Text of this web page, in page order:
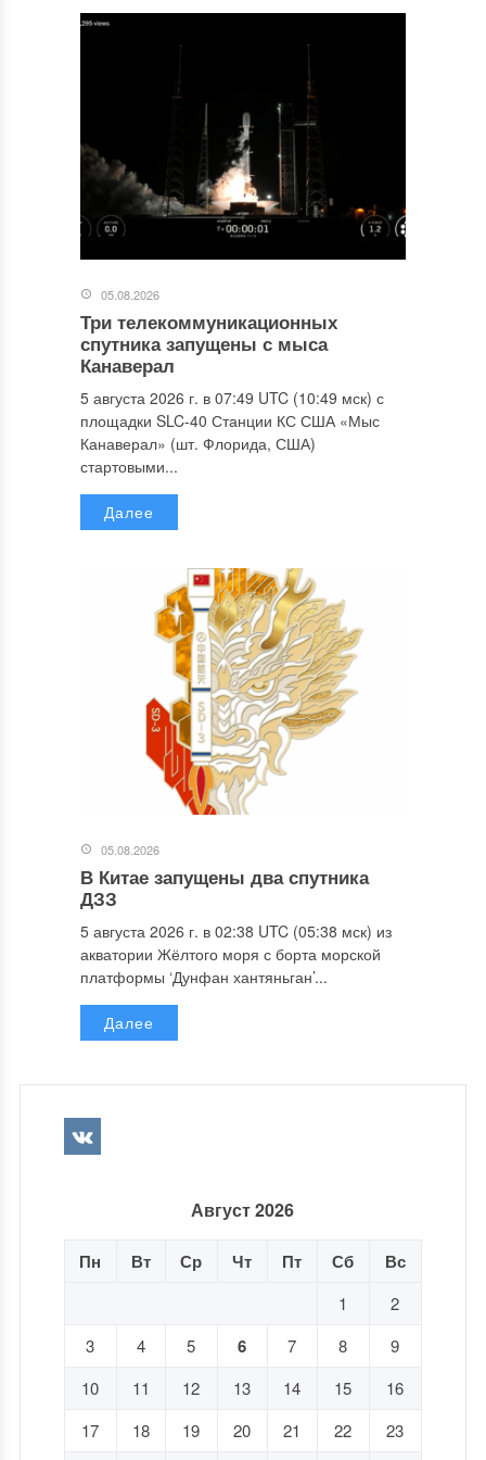
05.08.2026
Три телекоммуникационных
спутника запущены с мыса
Канаверал
5 августа 2026 г. в 07:49 UTC (10:49 мск) с
площадки SLC-40 Станции КС США «Мыс
Канаверал» (шт. Флорида, США)
стартовыми...
Далее
05.08.2026
В Китае запущены два спутника
ДЗЗ
5 августа 2026 г. в 02:38 UTC (05:38 мск) из
акватории Жёлтого моря с борта морской
платформы ‘Дунфан хантяньган’...
Далее
Август 2026
Пн Вт Ср Чт Пт Сб Вс
1
2
3
4 5 6 7 8
9
10
11 12 13 14 15
16
17
18 19 20 21 22
23